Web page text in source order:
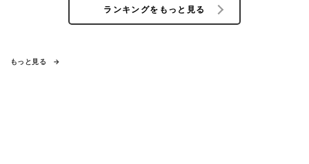
ランキングをもっと見る
もっと見る